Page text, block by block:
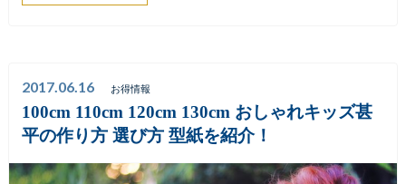
2017.06.16 お得情報
100cm 110cm 120cm 130cm おしゃれキッズ甚
平の作り方 選び方 型紙を紹介！